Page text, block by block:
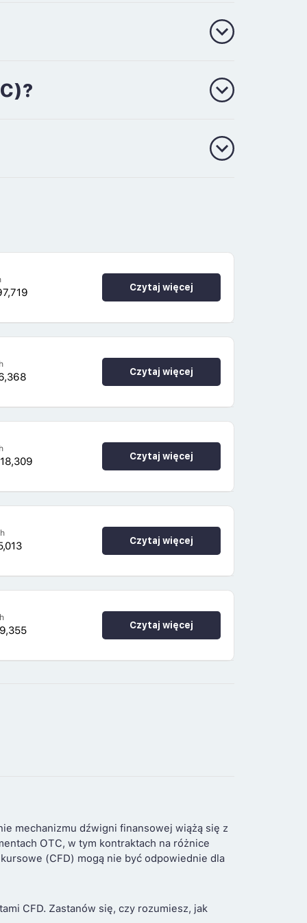
Czytaj więcej
Czytaj więcej
Czytaj więcej
Czytaj więcej
Czytaj więcej
mechanizmu dźwigni finansowej wiążą się z
OTC, w tym kontraktach na różnice
(CFD) mogą nie być odpowiednie dla
CFD. Zastanów się, czy rozumiesz, jak